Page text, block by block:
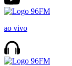
ao vivo